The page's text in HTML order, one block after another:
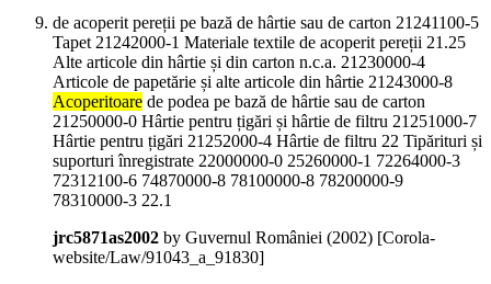
de acoperit pereții pe bază de hârtie sau de carton 21241100-5
Tapet 21242000-1 Materiale textile de acoperit pereții 21.25
Alte articole din hârtie și din carton n.c.a. 21230000-4
Articole de papetărie și alte articole din hârtie 21243000-8
Acoperitoare de podea pe bază de hârtie sau de carton
21250000-0 Hârtie pentru țigări și hârtie de filtru 21251000-7
Hârtie pentru țigări 21252000-4 Hârtie de filtru 22 Tipărituri și
suporturi înregistrate 22000000-0 25260000-1 72264000-3
72312100-6 74870000-8 78100000-8 78200000-9
78310000-3 22.1
jrc5871as2002 by Guvernul României (2002) [Corola-
website/Law/91043_a_91830]